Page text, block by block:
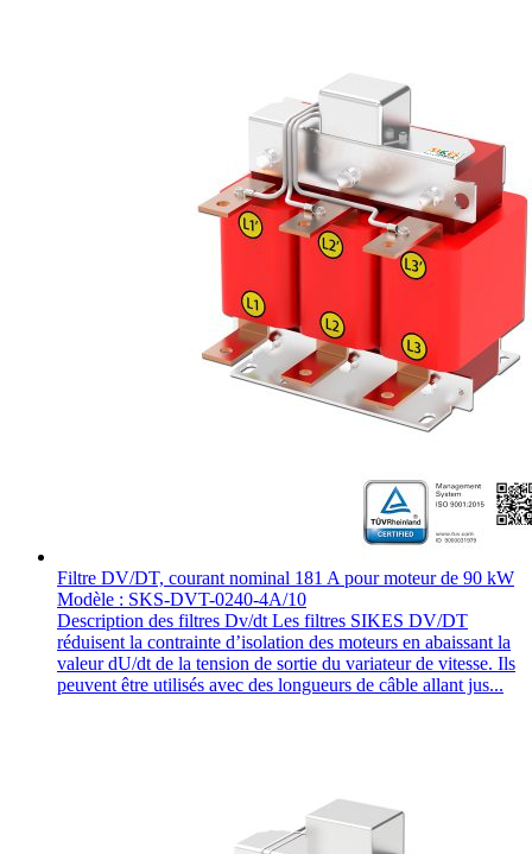
Filtre DV/DT, courant nominal 181 A pour moteur de 90 kW
Modèle : SKS-DVT-0240-4A/10
Description des filtres Dv/dt Les filtres SIKES DV/DT
réduisent la contrainte d’isolation des moteurs en abaissant la
valeur dU/dt de la tension de sortie du variateur de vitesse. Ils
peuvent être utilisés avec des longueurs de câble allant jus...